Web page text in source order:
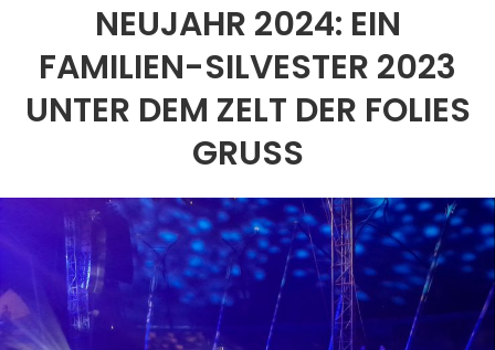
NEUJAHR 2024: EIN
FAMILIEN-SILVESTER 2023
UNTER DEM ZELT DER FOLIES
GRUSS